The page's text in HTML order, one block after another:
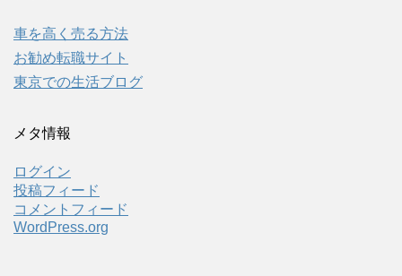
車を高く売る方法
お勧め転職サイト
東京での生活ブログ
メタ情報
ログイン
投稿フィード
コメントフィード
WordPress.org